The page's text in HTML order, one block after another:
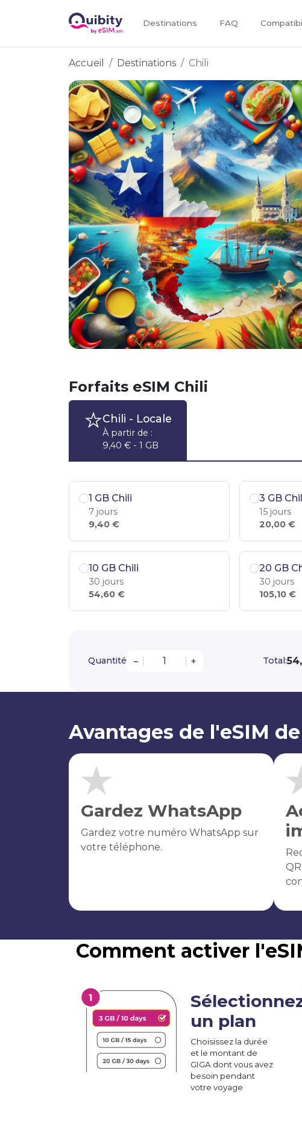
Destinations FAQ
Accueil Destinations Chili
Forfaits eSIM Chili
Chili - Locale
À partir de :
9,40 € - 1 GB
1 GB Chili
7 jours
9,40 €
3 GB
15 jours
20,00 €
10 GB Chili
30 jours
54,60 €
20 GB
30 jours
105,10 €
Quantité – + Total:
Avantages de l'eSIM
Gardez WhatsApp
Gardez votre numéro WhatsApp sur
votre téléphone.
Comment activer
un plan
Choisissez la durée
et le montant de
GIGA dont vous avez
besoin pendant
votre voyage